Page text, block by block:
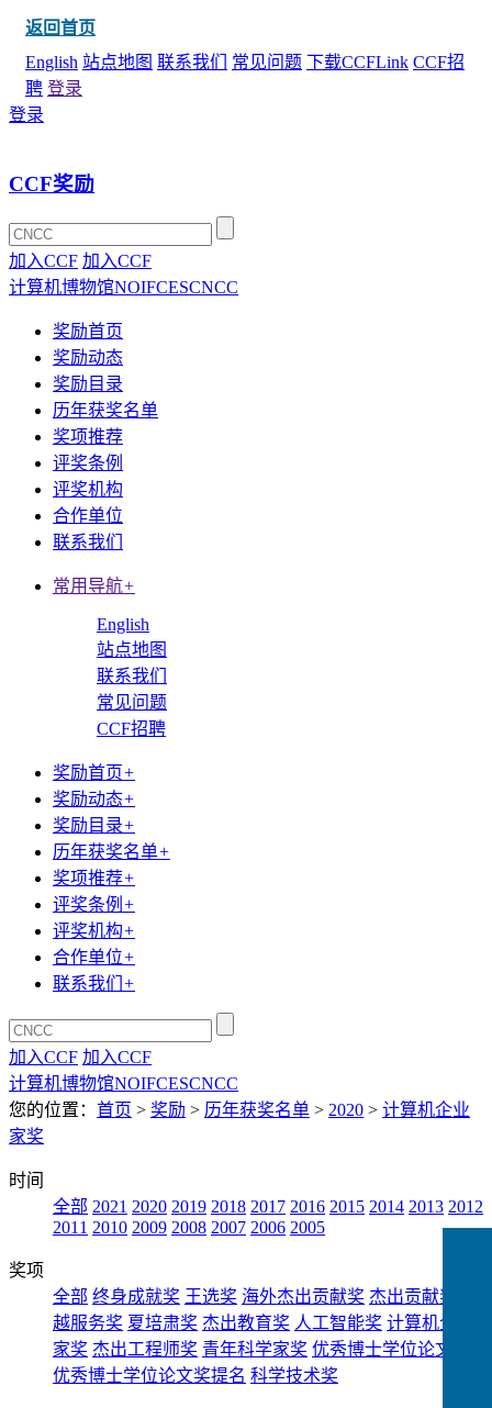
返回首页
English 站点地图 联系我们 常见问题 下载CCFLink CCF招
聘 登录
登录
CCF奖励
加入CCF 加入CCF
计算机博物馆NOIFCESCNCC
奖励首页
奖励动态
奖励目录
历年获奖名单
奖项推荐
评奖条例
评奖机构
合作单位
联系我们
常用导航+
English
站点地图
联系我们
常见问题
CCF招聘
奖励首页+
奖励动态+
奖励目录+
历年获奖名单+
奖项推荐+
评奖条例 +
评奖机构+
合作单位+
联系我们 +
加入CCF 加入CCF
计算机博物馆NOIFCESCNCC
您的位置： 首页 > 奖励 > 历年获奖名单 > 2020 > 计算机企业
家奖
时间
全部 2021 2020 2019 2018 2017 2016 2015 2014 2013 2012
2011 2010 2009 2008 2007 2006 2005
奖项
全部 终身成就奖 王选奖 海外杰出贡献奖 杰出贡献奖
越服务奖 夏培肃奖 杰出教育奖 人工智能奖 计算机企业
家奖 杰出工程师奖 青年科学家奖 优秀博士学位论文奖
优秀博士学位论文奖提名 科学技术奖